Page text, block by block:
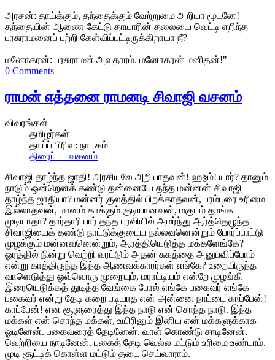
அரசன்: தாய்க்கும், தந்தைக்கும் வேற்றுமை அறியா மூடனே!
தந்தையின் ஆணை கேட்டு தாயாரின் தலையை வெட்டி எறிந்த
பரசுராமனைப் பற்றி கேள்விப்பட்டிருக்கிறாயா நீ?
மனோகரன்: பரசுராமன் அவதாரம். மனோகரன் மனிதன்!"
0 Comments
ராமன் எத்தனை ராமனடி சிவாஜி வசனம்
விவரங்கள்
தமிழர்கள்
தாய்ப் பிரிவு: நாடகம்
திரைப்பட வசனம்
சிவாஜி தாழ்ந்த ஜாதி! அரசியலே அறியாதவன்! ஹ§ம்! யார்? தானும்
நாடும் ஒன்றெனக் கண்டு தன்னையே தந்த மன்னன் சிவாஜி
தாழ்ந்த ஜாதியா? மன்னர் குலத்தில் பிறக்காதவன், பரம்பரை உரிமை
இல்லாதவன், மானம் காக்கும் குடியானவன், மகுடம் தாங்க
முடியாதா? தார்தாரியார் தந்த புரவியில் அமர்ந்து ஆர்த்தெழுந்த
சிவாஜியைக் கண்டு நாட்டுக்குடைய நல்லவனென்றும் போர்ப்பாட்டு
முழக்கும் மன்னவனென்றும், ஆரத்தியெடுத்த மக்களேங்கே?
ஓரத்தில் நின்று வெற்றி வரட்டும் அதன் சுகத்தை அனுபவிப்போம்
என்று காத்திருந்த இந்த ஆணவக்காரர்கள் எங்கே? உறையிருந்த
வாளெடுத்து ஒவ்வொரு முறையும், மராட்டியம் என்றே முழங்கி
இரையெடுக்கத் துடித்த வேங்கை போல் எங்கே பகைவர் எங்கே
பகைவர் என்று தேடி கறை படியாத என் அன்னை நாட்டை காப்பேன்!
காப்பேன்! என சூளுரைத்து இந்த நாடு என் சொந்த நாடு. இந்த
மக்கள் என் சொந்த மக்கள், உயிரினும் இனிய என் மக்களுக்காக
ஓடினேன். பகைவரைத் தேடினேன். வாள் கொண்டு சாடினேன்.
வெற்றியை நாடினேன். பகைத் தேடி வெல்ல மட்டும் உரிமை உண்டாம்.
முடி சூட்டிக் கொள்ள மட்டும் தடை செய்வாராம்.